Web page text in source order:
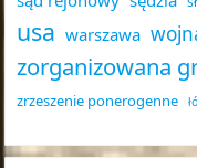
usa warszawa
zorganizowana
zrzeszenie ponerogenne